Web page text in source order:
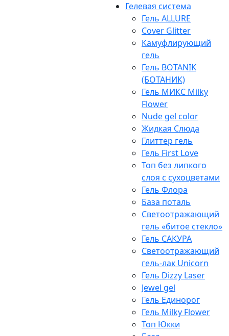
Гелевая система
Гель ALLURE
Cover Glitter
Камуфлирующий
гель
Гель BOTANIK
(БОТАНИК)
Гель МИКС Milky
Flower
Nude gel color
Жидкая Слюда
Глиттер гель
Гель First Love
Топ без липкого
слоя с сухоцветами
Гель Флора
База поталь
Светоотражающий
гель «битое стекло»
Гель САКУРА
Светоотражающий
гель-лак Unicorn
Гель Dizzy Laser
Jewel gel
Гель Единорог
Гель Milky Flower
Топ Юкки